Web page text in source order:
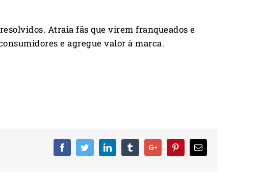
Atraia fãs que virem franqueados e
e agregue valor à marca.
FacebookTwitterLinkedinTumblrGoogle+PinterestEmail